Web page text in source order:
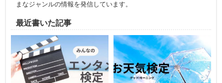
まなジャンルの情報を発信しています。
最近書いた記事